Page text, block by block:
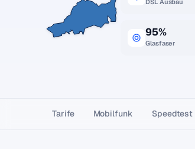
DSL Ausbau
95%
Glasfaser
Tarife Mobilfunk Speedtest